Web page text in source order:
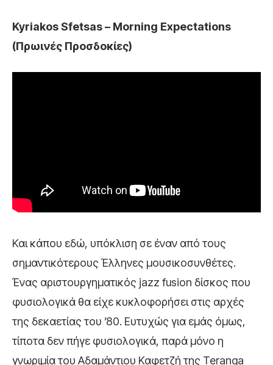
Kyriakos Sfetsas – Morning Expectations
(Πρωινές Προσδοκίες)
Και κάπου εδώ, υπόκλιση σε έναν από τους
σημαντικότερους Έλληνες μουσικοσυνθέτες.
Ένας αριστουργηματικός jazz fusion δίσκος που
φυσιολογικά θα είχε κυκλοφορήσει στις αρχές
της δεκαετίας του ’80. Ευτυχώς για εμάς όμως,
τίποτα δεν πήγε φυσιολογικά, παρά μόνο η
γνωριμία του Αδαμάντιου Καφετζή της Teranga